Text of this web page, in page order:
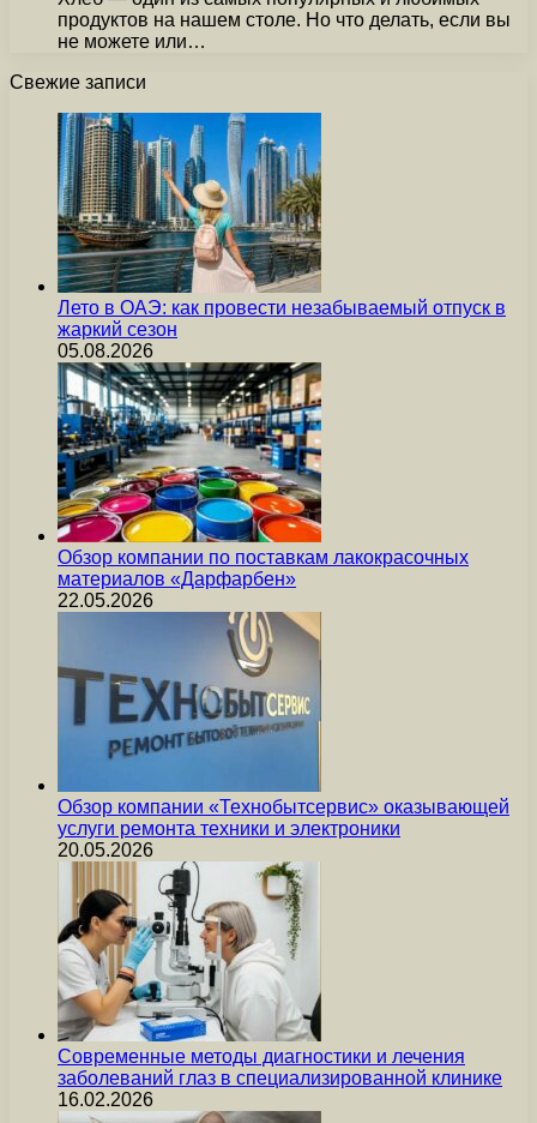
продуктов на нашем столе. Но что делать, если вы
не можете или…
Свежие записи
Лето в ОАЭ: как провести незабываемый отпуск в
жаркий сезон
05.08.2026
Обзор компании по поставкам лакокрасочных
материалов «Дарфарбен»
22.05.2026
Обзор компании «Технобытсервис» оказывающей
услуги ремонта техники и электроники
20.05.2026
Современные методы диагностики и лечения
заболеваний глаз в специализированной клинике
16.02.2026